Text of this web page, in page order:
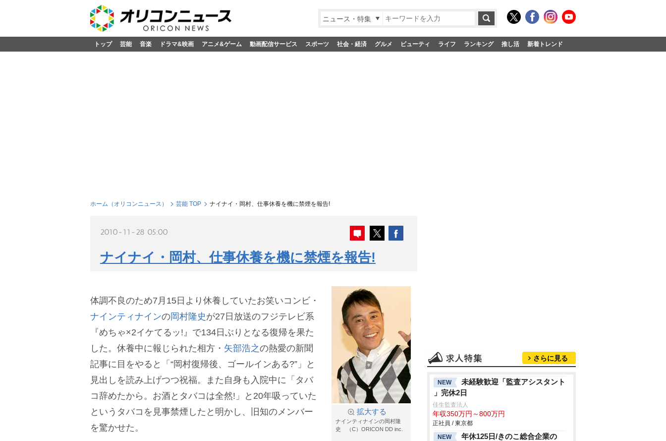
ニュース・特集
トップ 芸能 音楽 ドラマ&映画 アニメ&ゲーム 動画配信サービス スポーツ 社会・経済 グルメ ビューティ ライフ ランキング 推し活 新着トレンド
ホーム（オリコンニュース） 芸能 TOP ナイナイ・岡村、仕事休養を機に禁煙を報告!
2010-11-28 05:00
ナイナイ・岡村、仕事休養を機に禁煙を報告!
拡大する
ナインティナインの岡村隆
史 （C）ORICON DD inc.
体調不良のため7月15日より休養していたお笑いコンビ・
ナインティナインの岡村隆史 が27日放送のフジテレビ系
『めちゃ×2イケてるッ!』で134日ぶりとなる復帰を果た
した。休養中に報じられた相方・ 矢部浩之の熱愛の新聞
記事に目をやると「“岡村復帰後、ゴールインある?”」と
見出しを読み上げつつ祝福。また自身も入院中に「タバ
コ辞めたから。お酒とタバコは全然!」と20年吸っていた
というタバコを見事禁煙したと明かし、旧知のメンバー
を驚かせた。
さらに見る
NEW
未経験歓迎「監査アシスタント
」完休2日
佳生監査法人
年収350万円～800万円
正社員 / 東京都
NEW
年休125日/きのこ総合企業の